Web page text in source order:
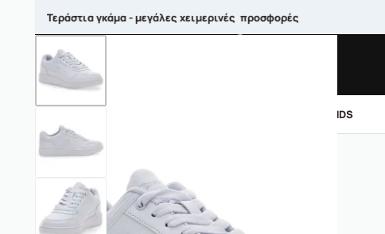
Τεράστια γκάμα - μεγάλες χειμερινές προσφορές
BRANDS